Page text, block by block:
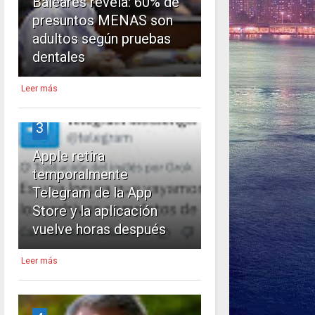
presuntos MENAS son
adultos según pruebas
dentales
Leer más
3
Apple retira
temporalmente
Telegram de la App
Store y la aplicación
vuelve horas después
Leer más